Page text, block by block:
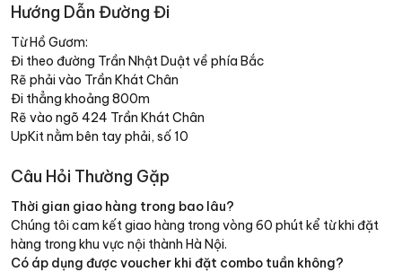
Hướng Dẫn Đường Đi
Từ Hồ Gươm:
Đi theo đường Trần Nhật Duật về phía Bắc
Rẽ phải vào Trần Khát Chân
Đi thẳng khoảng 800m
Rẽ vào ngõ 424 Trần Khát Chân
UpKit nằm bên tay phải, số 10
Câu Hỏi Thường Gặp
Thời gian giao hàng trong bao lâu?
Chúng tôi cam kết giao hàng trong vòng 60 phút kể từ khi đặt
hàng trong khu vực nội thành Hà Nội.
Có áp dụng được voucher khi đặt combo tuần không?